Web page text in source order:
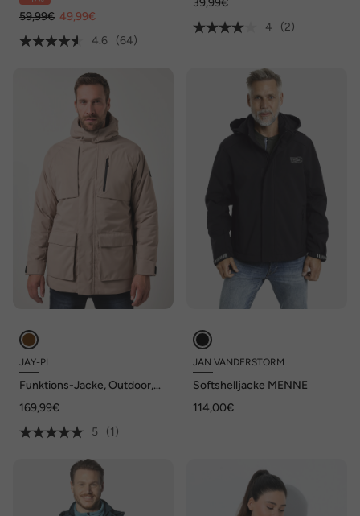
59,99€ 49,99€
4.6
(64)
39,99€
4
(2)
JAY-PI
Funktions-Jacke, Outdoor,
169,99€
5
(1)
JAN VANDERSTORM
Softshelljacke MENNE
114,00€